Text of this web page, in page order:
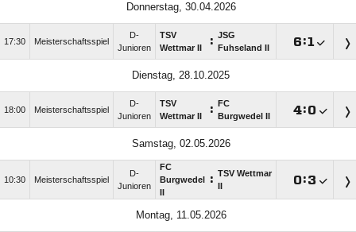
Donnerstag, 30.04.2026
17:30 Meisterschaftsspiel
D-
Junioren
TSV
Wettmar II
: JSG
Fuhseland II
:
Dienstag, 28.10.2025
18:00 Meisterschaftsspiel
D-
Junioren
TSV
Wettmar II
:
FC
Burgwedel II
:
Samstag, 02.05.2026
10:30 Meisterschaftsspiel
D-
Junioren
FC
Burgwedel
: TSV Wettmar
:
Montag, 11.05.2026